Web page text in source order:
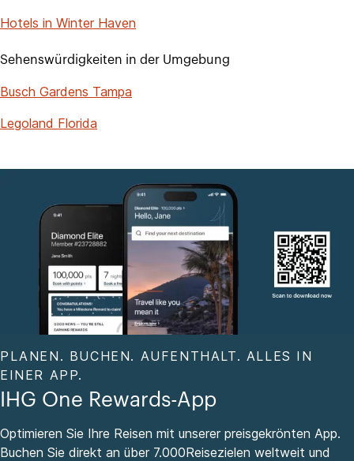
Hotels in Winter Haven
Sehenswürdigkeiten in der Umgebung
Busch Gardens Tampa
Legoland Florida
PLANEN. BUCHEN. AUFENTHALT. ALLES IN
EINER APP.
IHG One Rewards-App
Optimieren Sie Ihre Reisen mit unserer preisgekrönten App.
Buchen Sie direkt an über 7.000Reisezielen weltweit und